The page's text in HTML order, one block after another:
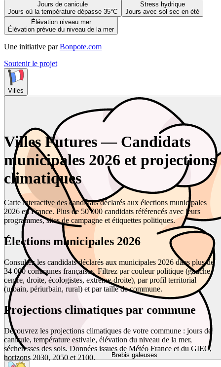
Jours de canicule
Jours où la température dépasse 35°C
Stress hydrique
Jours avec sol sec en été
Élévation niveau mer
Élévation prévue du niveau de la mer
Une initiative par Bonpote.com
Soutenir le projet
Villes
Brebis galeuses
Villes Futures — Candidats
municipales 2026 et projections
climatiques
Carte interactive des candidats déclarés aux élections municipales
2026 en France. Plus de 50 000 candidats référencés avec leurs
programmes, sites de campagne et étiquettes politiques.
Élections municipales 2026
Consultez les candidats déclarés aux municipales 2026 dans plus de
34 000 communes françaises. Filtrez par couleur politique (gauche,
centre, droite, écologistes, extrême-droite), par profil territorial
(urbain, périurbain, rural) et par taille de commune.
Projections climatiques par commune
Découvrez les projections climatiques de votre commune : jours de
canicule, température estivale, élévation du niveau de la mer,
sécheresses des sols. Données issues de Météo France et du GIEC,
horizons 2030, 2050 et 2100.